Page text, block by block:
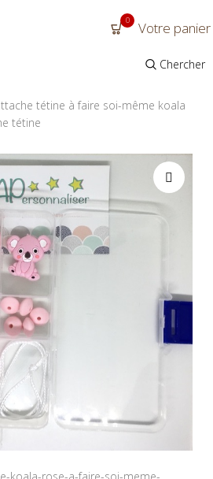
0 Votre panier
Chercher
tétine à faire soi-même koala
tétine